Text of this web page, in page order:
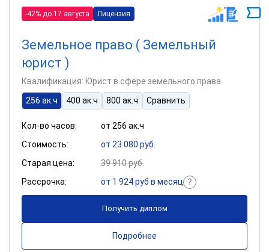
-42% до 17 августа Лицензия
Земельное право ( Земельный
юрист )
Квалификация: Юрист в сфере земельного права
256 ак.ч
400 ак.ч 800 ак.ч Сравнить
Кол-во часов:
от 256 ак.ч
Стоимость:
от 23 080 руб.
Старая цена:
39 910 руб.
Рассрочка:
от 1 924 руб в месяц
Получить диплом
Подробнее